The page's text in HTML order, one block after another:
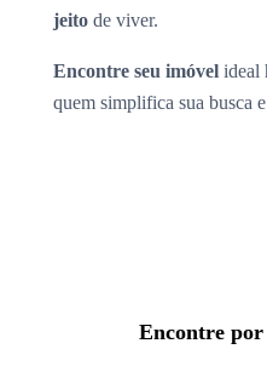
jeito de viver.
Encontre seu imóvel ideal
quem simplifica sua busca
Encontre